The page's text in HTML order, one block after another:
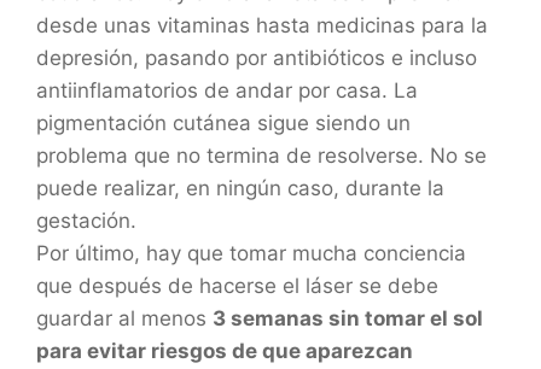
desde unas vitaminas hasta medicinas para la
depresión, pasando por antibióticos e incluso
antiinflamatorios de andar por casa. La
pigmentación cutánea sigue siendo un
problema que no termina de resolverse. No se
puede realizar, en ningún caso, durante la
gestación.
Por último, hay que tomar mucha conciencia
que después de hacerse el láser se debe
guardar al menos 3 semanas sin tomar el sol
para evitar riesgos de que aparezcan